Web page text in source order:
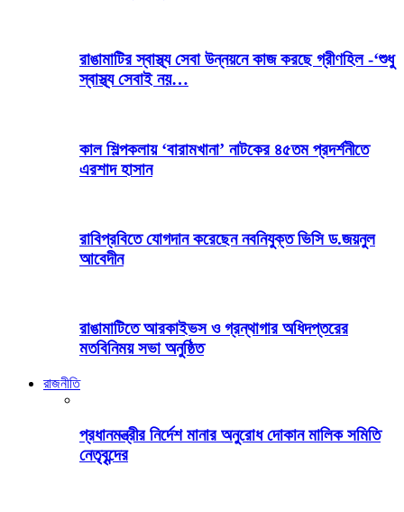
রাঙামাটির স্বাস্থ্য সেবা উন্নয়নে কাজ করছে গ্রীণহিল -‘শুধু
স্বাস্থ্য সেবাই নয়…
কাল শিল্পকলায় ‘বারামখানা’ নাটকের ৪৫তম প্রদর্শনীতে
এরশাদ হাসান
রাবিপ্রবিতে যোগদান করেছেন নবনিযুক্ত ভিসি ড.জয়নুল
আবেদীন
রাঙামাটিতে আরকাইভস ও গ্রন্থাগার অধিদপ্তরের
মতবিনিময় সভা অনুষ্ঠিত
রাজনীতি
প্রধানমন্ত্রীর নির্দেশ মানার অনুরোধ দোকান মালিক সমিতি
নেতৃবৃন্দের